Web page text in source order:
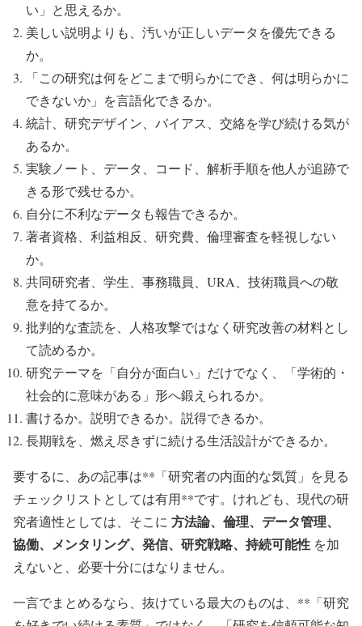
い」と思えるか。
美しい説明よりも、汚いが正しいデータを優先できる
か。
「この研究は何をどこまで明らかにでき、何は明らかに
できないか」を言語化できるか。
統計、研究デザイン、バイアス、交絡を学び続ける気が
あるか。
実験ノート、データ、コード、解析手順を他人が追跡で
きる形で残せるか。
自分に不利なデータも報告できるか。
著者資格、利益相反、研究費、倫理審査を軽視しない
か。
共同研究者、学生、事務職員、URA、技術職員への敬
意を持てるか。
批判的な査読を、人格攻撃ではなく研究改善の材料とし
て読めるか。
研究テーマを「自分が面白い」だけでなく、「学術的・
社会的に意味がある」形へ鍛えられるか。
書けるか。説明できるか。説得できるか。
長期戦を、燃え尽きずに続ける生活設計ができるか。
要するに、あの記事は**「研究者の内面的な気質」を見る
チェックリストとしては有用**です。けれども、現代の研
究者適性としては、そこに 方法論、倫理、データ管理、
協働、メンタリング、発信、研究戦略、持続可能性 を加
えないと、必要十分にはなりません。
一言でまとめるなら、抜けている最大のものは、**「研究